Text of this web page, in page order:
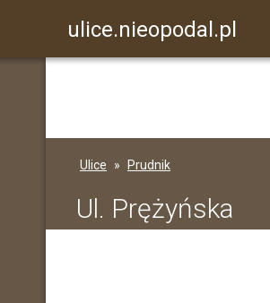
ulice.nieopodal.pl
Ulice Prudnik
Ul. Prężyńska